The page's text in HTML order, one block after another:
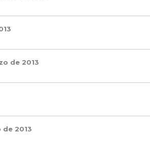
de 2013
de 2013